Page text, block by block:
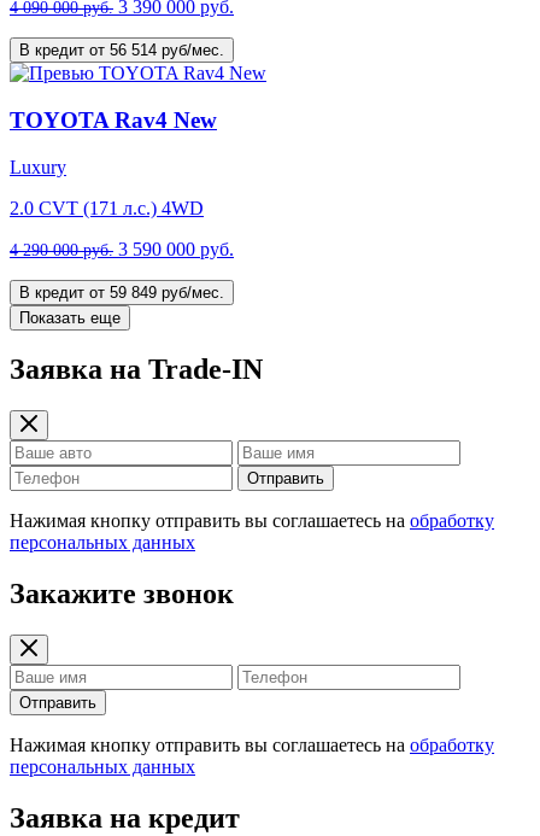
4 090 000 руб. 3 390 000 руб.
В кредит от 56 514 руб/мес.
TOYOTA Rav4 New
Luxury
2.0 CVT (171 л.с.) 4WD
4 290 000 руб. 3 590 000 руб.
В кредит от 59 849 руб/мес.
Показать еще
Заявка на Trade-IN
Отправить
Нажимая кнопку отправить вы соглашаетесь на обработку
персональных данных
Закажите звонок
Отправить
Нажимая кнопку отправить вы соглашаетесь на обработку
персональных данных
Заявка на кредит